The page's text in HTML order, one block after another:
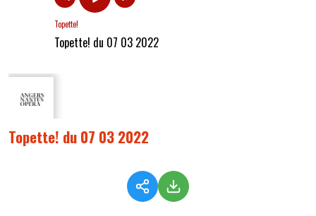
Topette!
Topette! du 07 03 2022
Topette! du 07 03 2022